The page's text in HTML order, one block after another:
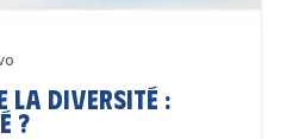
la diversité :
?